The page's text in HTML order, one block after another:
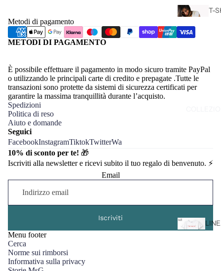
T-
Metodi di pagamento
METODI DI PAGAMENTO
È possibile effettuare il pagamento in modo sicuro tramite PayPal
o utilizzando le principali carte di credito e prepagate .Tutte le
transazioni sono protette da sistemi di sicurezza certificati per
garantire la massima tranquillità durante l’acquisto.
Spedizioni
Politica di reso
Aiuto e domande
Seguici
FacebookInstagramTiktokTwitterWa
10% di sconto per te! 🎁
Iscriviti alla newsletter e ricevi subito il tuo regalo di benvenuto. ⚡️
Email
Iscriviti
Menu footer
Cerca
Norme sui rimborsi
Informativa sulla privacy